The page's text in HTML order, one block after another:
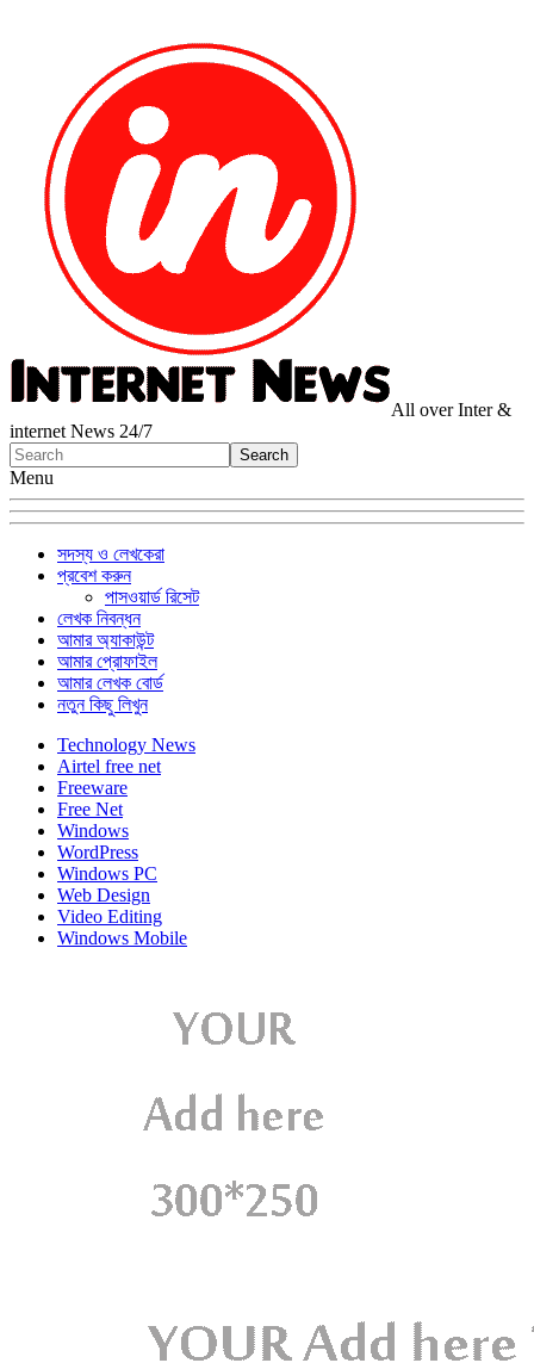
All over Inter &
internet News 24/7
Menu
সদস্য ও লেখকেরা
প্রবেশ করুন
পাসওয়ার্ড রিসেট
লেখক নিবন্ধন
আমার অ্যাকাউন্ট
আমার প্রোফাইল
আমার লেখক বোর্ড
নতুন কিছু লিখুন
Technology News
Airtel free net
Freeware
Free Net
Windows
WordPress
Windows PC
Web Design
Video Editing
Windows Mobile